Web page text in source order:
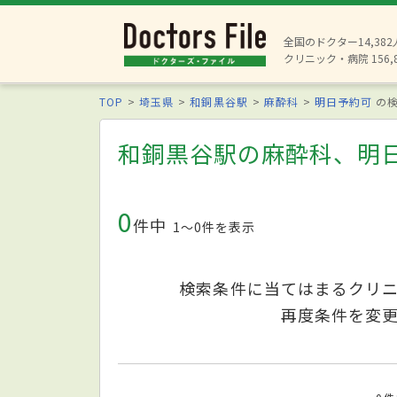
全国のドクター14,382
クリニック・病院
TOP 埼玉県 和銅黒谷駅 麻酔科 明日予約可 の
和銅黒谷駅の麻酔科、明
0件中 1〜0件を表示
検索条件に当てはまるクリ
再度条件を変